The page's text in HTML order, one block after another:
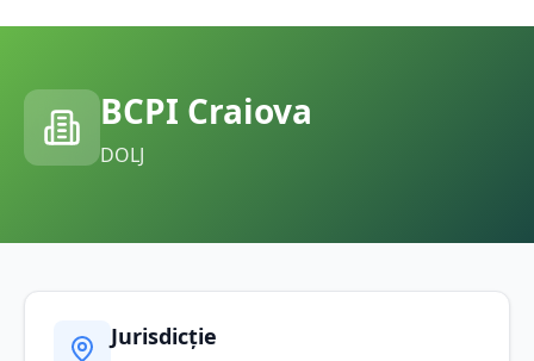
BCPI Craiova
DOLJ
Jurisdicție